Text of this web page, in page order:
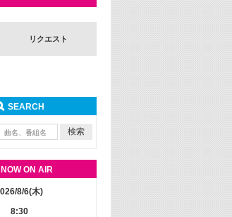
リクエスト
SEARCH
NOW ON AIR
8/6(木)
8:30